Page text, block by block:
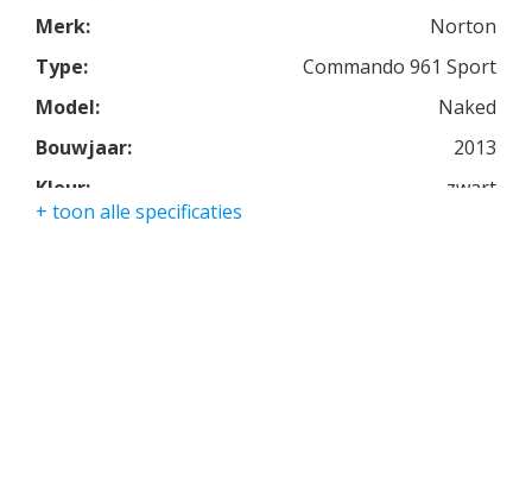
waard!
Merk:
Norton
Type:
Commando 961 Sport
Model:
Naked
Bouwjaar:
2013
Kleur:
zwart
+ toon alle specificaties